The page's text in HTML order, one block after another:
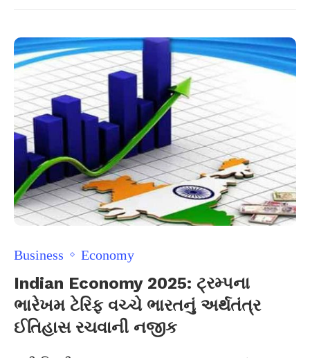
Business Economy
Indian Economy 2025: ટ્રમ્પના
ભારેખમ ટેરિફ વચ્ચે ભારતનું અર્થતંત્ર
ઈતિહાસ રચવાની નજીક